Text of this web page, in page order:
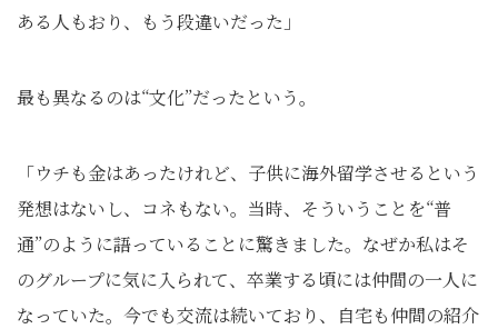
ある人もおり、もう段違いだった」
最も異なるのは“文化”だったという。
「ウチも金はあったけれど、子供に海外留学させるという
発想はないし、コネもない。当時、そういうことを“普
通”のように語っていることに驚きました。なぜか私はそ
のグループに気に入られて、卒業する頃には仲間の一人に
なっていた。今でも交流は続いており、自宅も仲間の紹介